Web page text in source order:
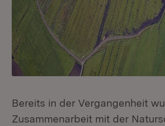
Bereits in der Vergangenheit
Zusammenarbeit mit der